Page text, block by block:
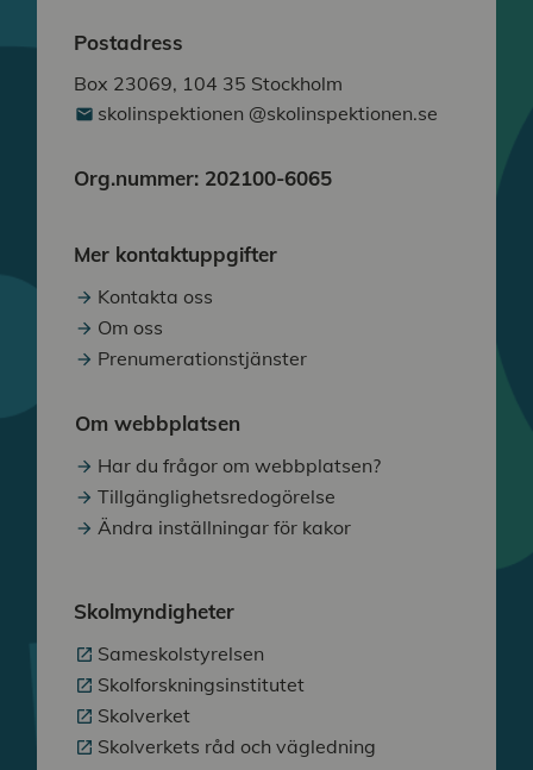
Postadress
Box 23069, 104 35 Stockholm
skolinspektionen @skolinspektionen.se
Org.nummer: 202100-6065
Mer kontaktuppgifter
Kontakta oss
Om oss
Prenumerationstjänster
Om webbplatsen
Har du frågor om webbplatsen?
Tillgänglighetsredogörelse
Ändra inställningar för kakor
Skolmyndigheter
Sameskolstyrelsen
Skolforskningsinstitutet
Skolverket
Skolverkets råd och vägledning